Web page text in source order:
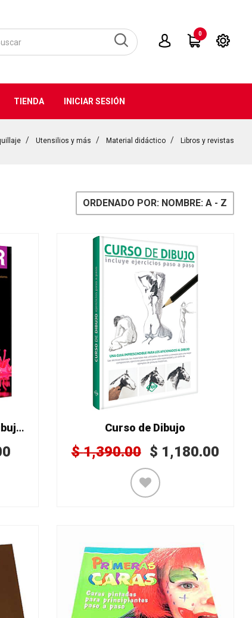
0
TIENDA INICIAR SESIÓN
Utensilios y más Material didáctico Libros y revistas
ORDENADO POR: NOMBRE: A - Z
COLOR El Gran Libro de Dibujo y Pintura Curso de Dibujo
$1,390.00 $ 1,180.00